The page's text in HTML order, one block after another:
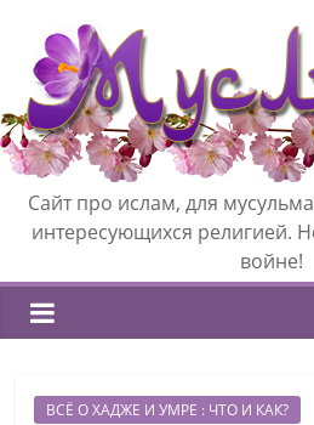
Сайт про ислам, для
интересующихся религией.
войне!
ВСЁ О ХАДЖЕ И УМРЕ : ЧТО И КАК?